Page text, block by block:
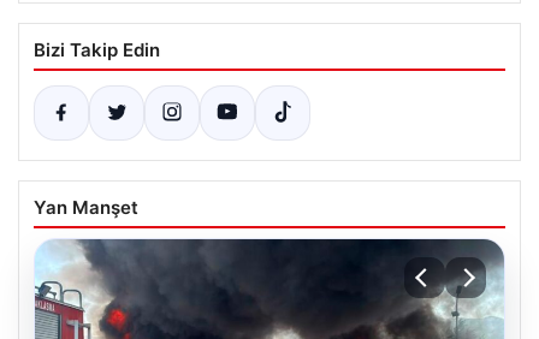
Bizi Takip Edin
Yan Manşet